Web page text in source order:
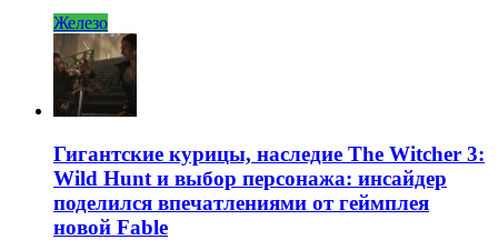
Железо
Гигантские курицы, наследие The Witcher 3:
Wild Hunt и выбор персонажа: инсайдер
поделился впечатлениями от геймплея
новой Fable